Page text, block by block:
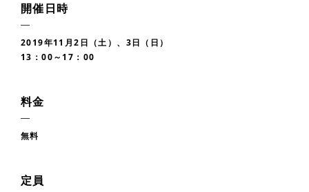
開催日時
2019年11月2日（土）、3日（日）
13：00～17：00
料金
無料
定員